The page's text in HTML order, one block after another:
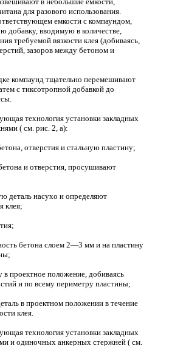
для разового использования.
емкости с компаундом,
добавку, вводимую в количестве,
требуемой вязкости клея (добиваясь,
зазоров между бетоном и
компаунд тщательно перемешивают
с тиксотропной добавкой до
технология установки закладных
( см. рис. 2, а):
отверстия и стальную пластину;
и отверстия, просушивают
деталь насухо и определяют
клея;
бетона слоем 2—3 мм и на пластину
в проектное положение, добиваясь
и по всему периметру пластины;
в проектном положении в течение
клея.
технология установки закладных
и одиночных анкерных стержней ( см.